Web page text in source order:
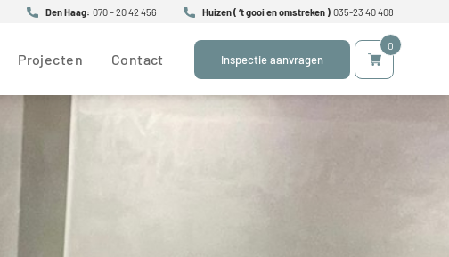
Den Haag: 070 – 20 42 456 Huizen ( ‘t gooi en omstreken ) 035-23 40 408
Projecten Contact Inspectie aanvragen
0